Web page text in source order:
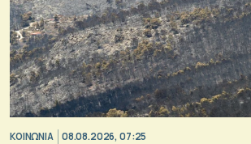
ΚΟΙΝΩΝΙΑ 08.08.2026, 07:25